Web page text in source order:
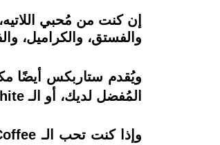
والفستق، والكراميل،
المُفضل لديك، أو الـ Flat White المُميز من ستاربكس، أو بلبن اللوز إذا كنت نباتيًا ولا ترغب في تناول ألبان بقرية.